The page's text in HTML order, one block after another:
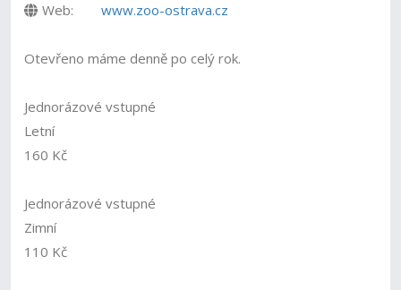
Web:
www.zoo-ostrava.cz
Otevřeno máme denně po celý rok.
Jednorázové vstupné
Letní
160 Kč
Jednorázové vstupné
Zimní
110 Kč